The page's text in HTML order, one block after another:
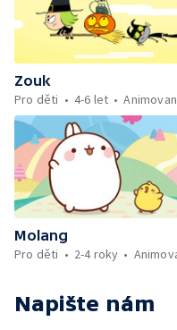
Zouk
Pro děti
4-6 let
Molang
Pro děti
2-4 roky
Napište nám